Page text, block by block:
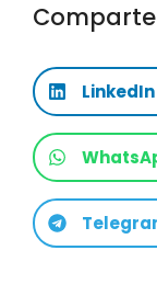
LinkedIn